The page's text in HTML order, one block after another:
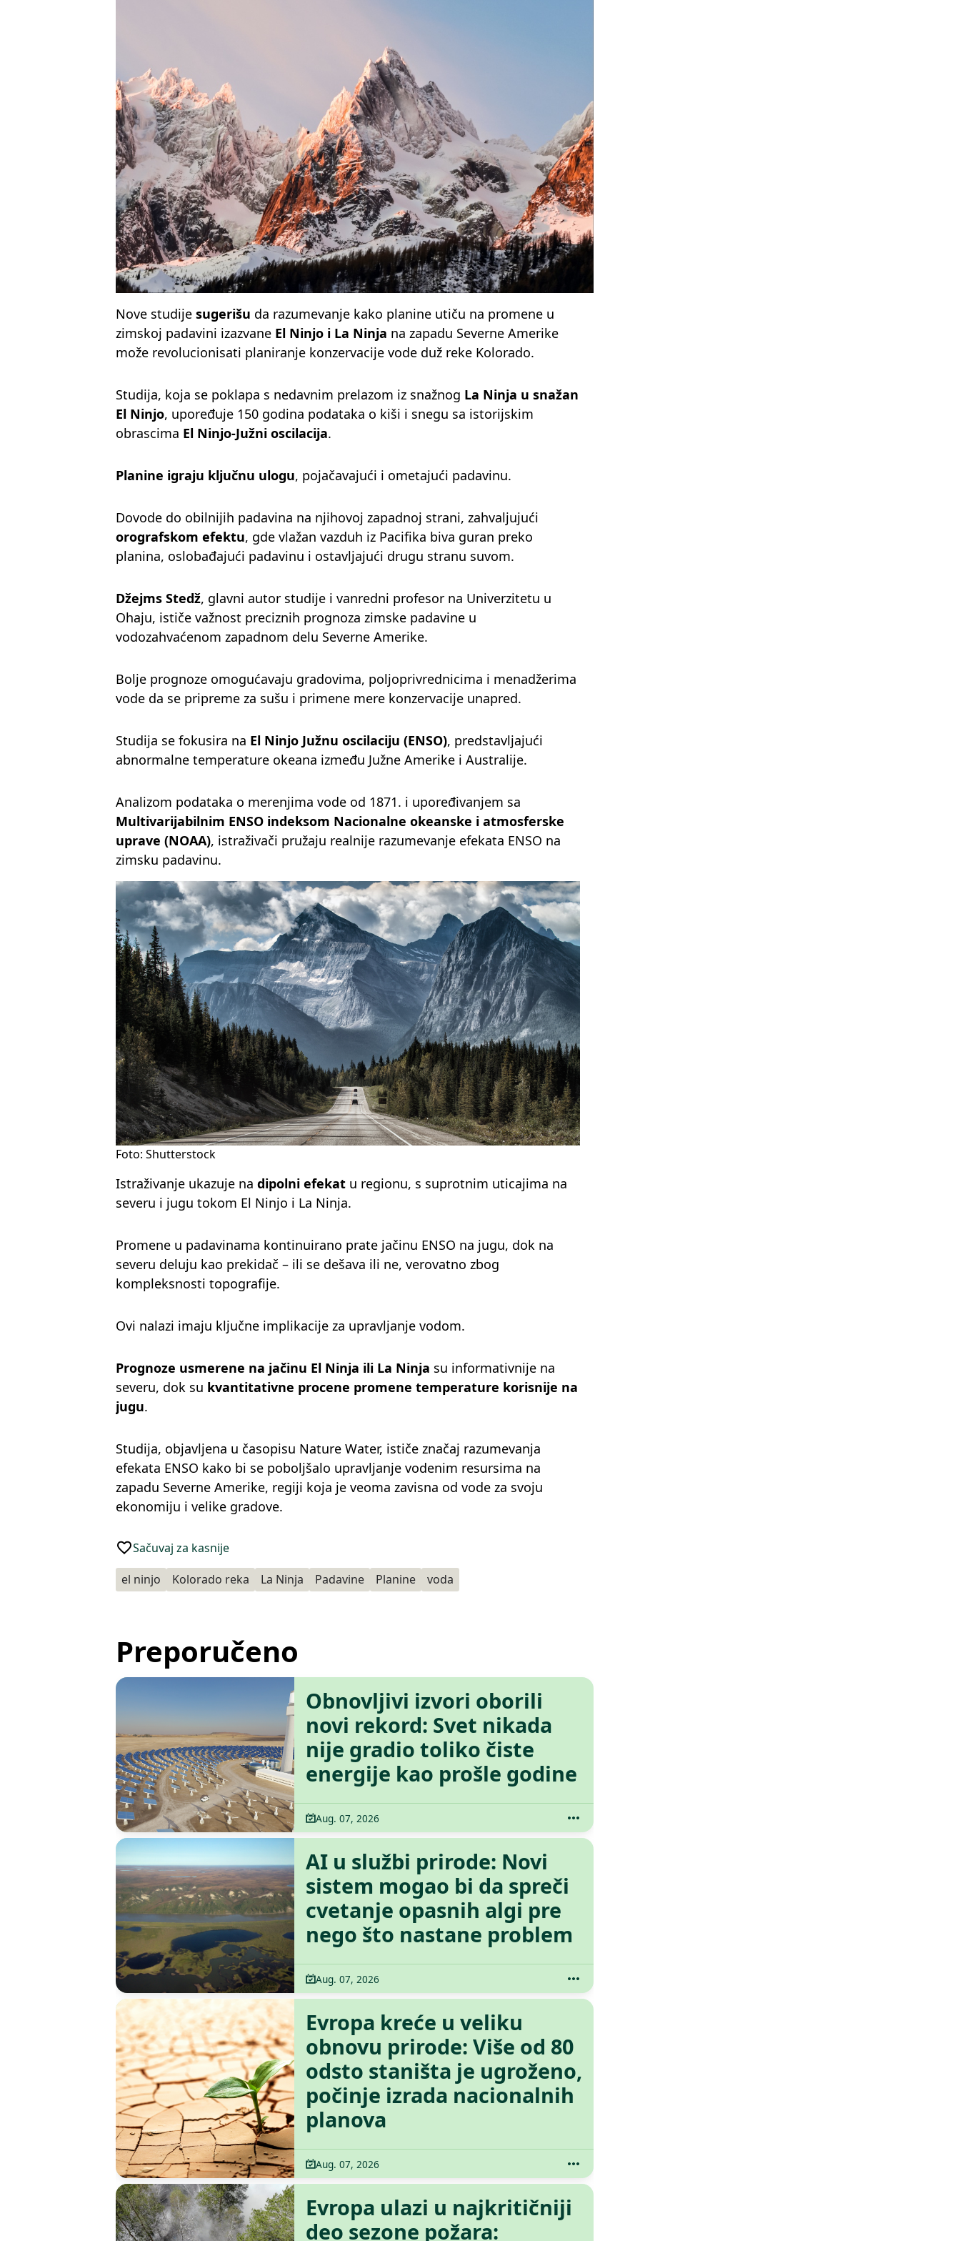
Nove studije sugerišu da razumevanje kako planine utiču na promene u
zimskoj padavini izazvane El Ninjo i La Ninja na zapadu Severne Amerike
može revolucionisati planiranje konzervacije vode duž reke Kolorado.
Studija, koja se poklapa s nedavnim prelazom iz snažnog La Ninja u snažan
El Ninjo, upoređuje 150 godina podataka o kiši i snegu sa istorijskim
obrascima El Ninjo-Južni oscilacija.
Planine igraju ključnu ulogu, pojačavajući i ometajući padavinu.
Dovode do obilnijih padavina na njihovoj zapadnoj strani, zahvaljujući
orografskom efektu, gde vlažan vazduh iz Pacifika biva guran preko
planina, oslobađajući padavinu i ostavljajući drugu stranu suvom.
Džejms Stedž, glavni autor studije i vanredni profesor na Univerzitetu u
Ohaju, ističe važnost preciznih prognoza zimske padavine u
vodozahvaćenom zapadnom delu Severne Amerike.
Bolje prognoze omogućavaju gradovima, poljoprivrednicima i menadžerima
vode da se pripreme za sušu i primene mere konzervacije unapred.
Studija se fokusira na El Ninjo Južnu oscilaciju (ENSO), predstavljajući
abnormalne temperature okeana između Južne Amerike i Australije.
Analizom podataka o merenjima vode od 1871. i upoređivanjem sa
Multivarijabilnim ENSO indeksom Nacionalne okeanske i atmosferske
uprave (NOAA), istraživači pružaju realnije razumevanje efekata ENSO na
zimsku padavinu.
Foto: Shutterstock
Istraživanje ukazuje na dipolni efekat u regionu, s suprotnim uticajima na
severu i jugu tokom El Ninjo i La Ninja.
Promene u padavinama kontinuirano prate jačinu ENSO na jugu, dok na
severu deluju kao prekidač – ili se dešava ili ne, verovatno zbog
kompleksnosti topografije.
Ovi nalazi imaju ključne implikacije za upravljanje vodom.
Prognoze usmerene na jačinu El Ninja ili La Ninja su informativnije na
severu, dok su kvantitativne procene promene temperature korisnije na
jugu.
Studija, objavljena u časopisu Nature Water, ističe značaj razumevanja
efekata ENSO kako bi se poboljšalo upravljanje vodenim resursima na
zapadu Severne Amerike, regiji koja je veoma zavisna od vode za svoju
ekonomiju i velike gradove.
Sačuvaj za kasnije
el ninjo Kolorado reka La Ninja Padavine Planine voda
Preporučeno
Obnovljivi izvori oborili
novi rekord: Svet nikada
nije gradio toliko čiste
energije kao prošle godine
Aug. 07, 2026
AI u službi prirode: Novi
sistem mogao bi da spreči
cvetanje opasnih algi pre
nego što nastane problem
Aug. 07, 2026
Evropa kreće u veliku
obnovu prirode: Više od 80
odsto staništa je ugroženo,
počinje izrada nacionalnih
planova
Aug. 07, 2026
Evropa ulazi u najkritičniji
deo sezone požara: